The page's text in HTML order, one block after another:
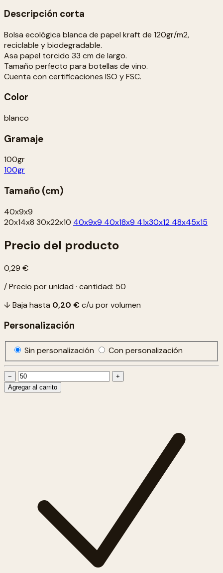
Descripción corta
Bolsa ecológica blanca de papel kraft de 120gr/m2,
reciclable y biodegradable.
Asa papel torcido 33 cm de largo.
Tamaño perfecto para botellas de vino.
Cuenta con certificaciones ISO y FSC.
Color
blanco
Gramaje
100gr
100gr
Tamaño (cm)
40x9x9
20x14x8 30x22x10 40x9x9 40x18x9 41x30x12 48x45x15
Precio del producto
0,29 €
/ Precio por unidad · cantidad: 50
↓ Baja hasta 0,20 €c/u por volumen
Personalización
Sin personalización Con personalización
−
+
Agregar al carrito